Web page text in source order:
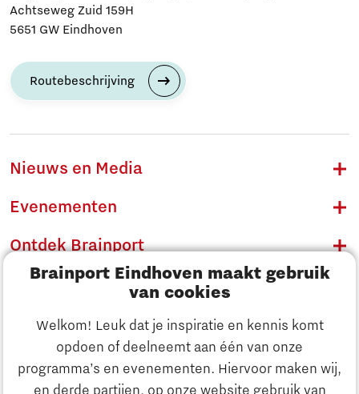
Brainport Eindhoven maakt gebruik
van cookies
Welkom! Leuk dat je inspiratie en kennis komt
opdoen of deelneemt aan één van onze
programma’s en evenementen. Hiervoor maken wij,
en derde partijen, op onze website gebruik van
Ontdek Brainport
Achtseweg Zuid 159H
5651 GW Eindhoven
Routebeschrijving
Nieuws en Media
Evenementen
Ontdek Brainport
Innovatie
Ondernemen
Onderwijs